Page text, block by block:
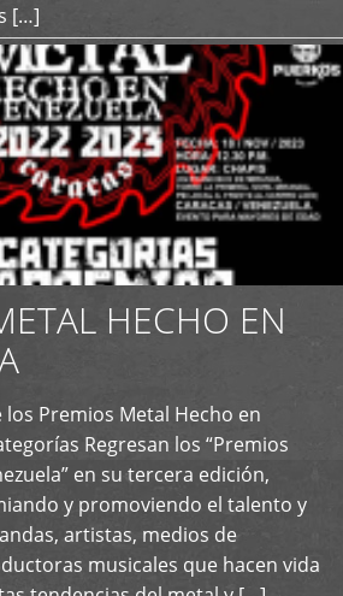
[…]
HECHO EN
los Premios Metal Hecho en
Regresan los “Premios
en su tercera edición,
y promoviendo el talento y
artistas, medios de
musicales que hacen vida
+